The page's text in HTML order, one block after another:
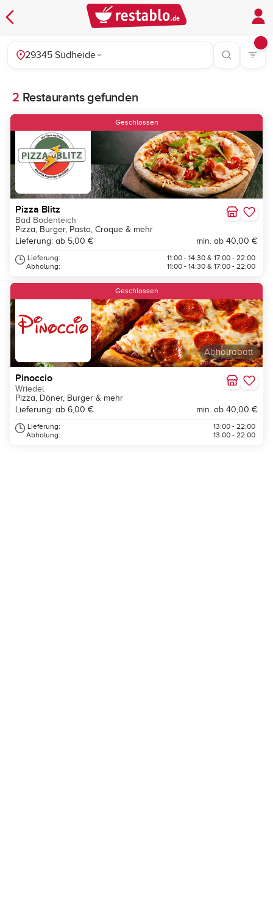
29345 Südheide
2 Restaurants gefunden
Geschlossen
Pizza Blitz
Bad Bodenteich
Pizza, Burger, Pasta, Croque & mehr
Lieferung: ab 5,00 €
min. ab 40,00 €
Lieferung:
Abholung:
11:00 - 14:30 & 17:00 - 22:00
11:00 - 14:30 & 17:00 - 22:00
Abholrabatt
Geschlossen
Pinoccio
Wriedel
Pizza, Döner, Burger & mehr
Lieferung: ab 6,00 €
min. ab 40,00 €
Lieferung:
Abholung:
13:00 - 22:00
13:00 - 22:00